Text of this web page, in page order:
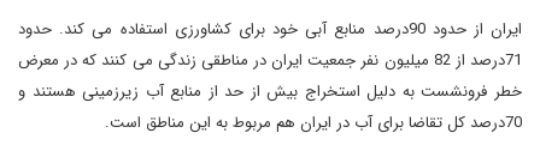
ایران از حدود 90درصد منابع آبی خود برای کشاورزی استفاده می کند. حدود
71درصد از 82 میلیون نفر جمعیت ایران در مناطقی زندگی می کنند که در معرض
خطر فرونشست به دلیل استخراج بیش از حد از منابع آب زیرزمینی هستند و
70درصد کل تقاضا برای آب در ایران هم مربوط به این مناطق است.